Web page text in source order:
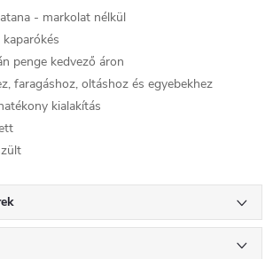
- markolat nélkül
penge kedvező áron
faragáshoz, oltáshoz és egyebekhez
kialakítás